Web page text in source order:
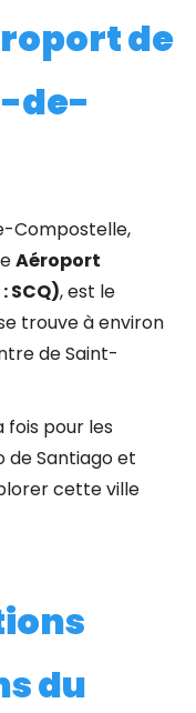
de
de-
Compostelle,
Aéroport
SCQ), est le
trouve à environ
de Saint-
fois pour les
de Santiago et
cette ville
du